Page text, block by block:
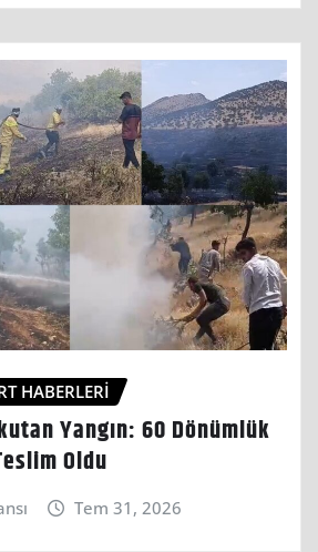
HABERLERI
Yangın: 60 Dönümlük
Oldu
Tem 31, 2026